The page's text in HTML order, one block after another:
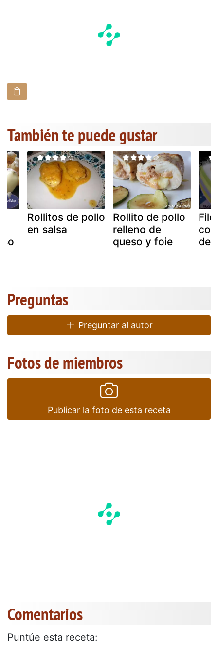
También te puede gustar
Rollitos de pollo
en salsa
Rollito de pollo
relleno de
queso y foie
de
Preguntas
Preguntar al autor
Fotos de miembros
Publicar la foto de esta receta
Comentarios
Puntúe esta receta: